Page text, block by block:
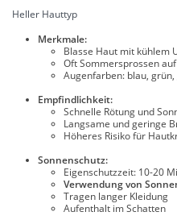
Heller Hauttyp
Merkmale:
Blasse Haut mit kühlem
Oft Sommersprossen
Augenfarben: blau,
Empfindlichkeit:
Schnelle Rötung und
Langsame und geringe
Höheres Risiko für
Sonnenschutz:
Eigenschutzzeit: 10-20
Verwendung von
Tragen langer Kleidung
Aufenthalt im Schatten